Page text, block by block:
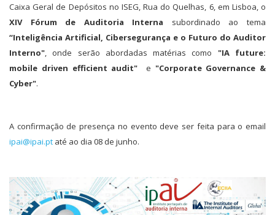
Caixa Geral de Depósitos no ISEG, Rua do Quelhas, 6, em Lisboa, o
XIV Fórum de Auditoria Interna subordinado ao tema
“Inteligência Artificial, Cibersegurança e o Futuro do Auditor
Interno", onde serão abordadas matérias como "IA future:
mobile driven efficient audit" e "Corporate Governance &
Cyber".
A confirmação de presença no evento deve ser feita para o email
ipai@ipai.pt até ao dia 08 de junho.